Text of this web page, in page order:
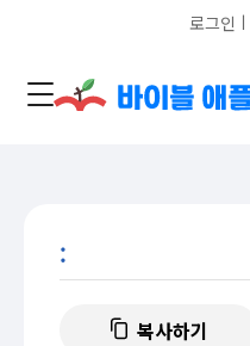
로그인 ㅣ
:
복사하기